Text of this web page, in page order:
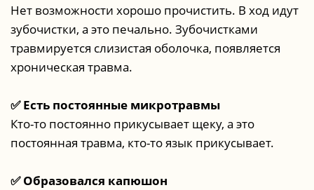
Нет возможности хорошо прочистить. В ход идут
зубочистки, а это печально. Зубочистками
травмируется слизистая оболочка, появляется
хроническая травма.
✅ Есть постоянные микротравмы
Кто-то постоянно прикусывает щеку, а это
постоянная травма, кто-то язык прикусывает.
✅ Образовался капюшон